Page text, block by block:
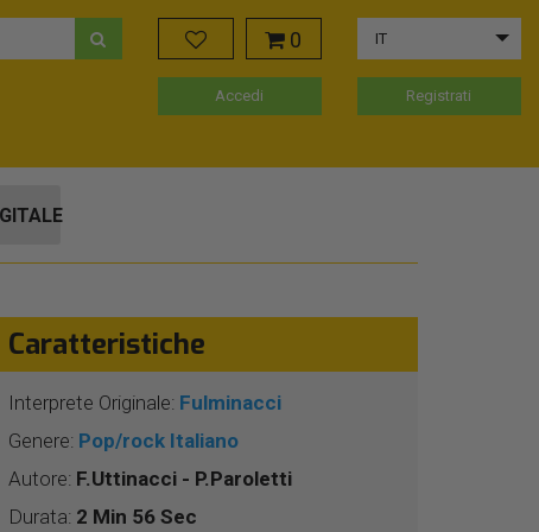
0 IT
Accedi Registrati
Caratteristiche
Interprete Originale: Fulminacci
Genere: Pop/rock Italiano
Autore: F.Uttinacci - P.Paroletti
Durata: 2 Min 56 Sec